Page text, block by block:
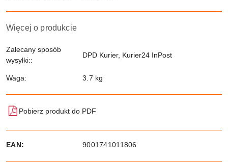
Więcej o produkcie
Zalecany sposób
wysyłki::
DPD Kurier, Kurier24 InPost
Waga: 3.7 kg
Pobierz produkt do PDF
EAN: 9001741011806